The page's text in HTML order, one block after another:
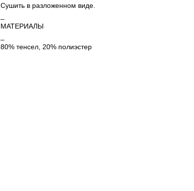
Сушить в разложенном виде.
МАТЕРИАЛЫ
80% тенсел, 20% полиэстер